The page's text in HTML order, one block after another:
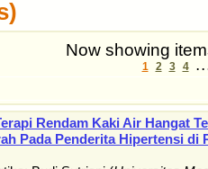
Now showing
1 2 3 4 . .
Rendam Kaki Air Hangat
Pada Penderita Hipertensi di